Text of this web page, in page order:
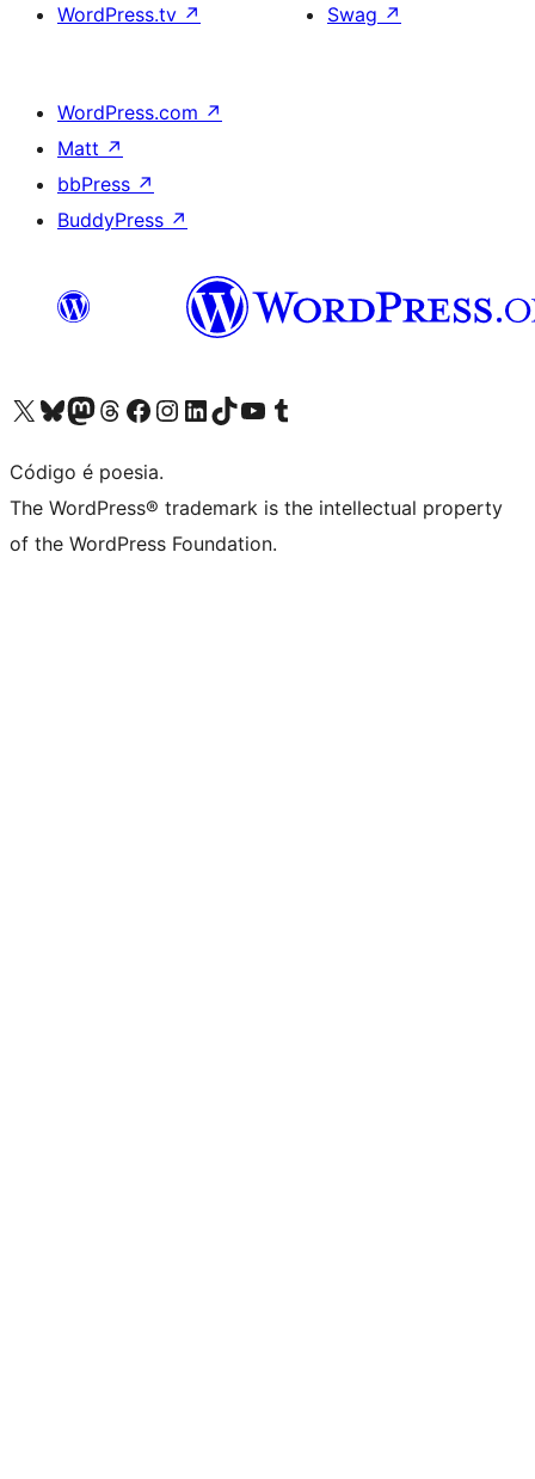
WordPress.tv ↗
Swag ↗
WordPress.com ↗
Matt ↗
bbPress ↗
BuddyPress ↗
Acessar nossa conta do X (antigo Twitter)
Acessar nossa conta do Bluesky
Acessar nossa conta do Mastodon
Acessar nossa conta do Threads
Acessar nossa página do Facebook
Acessar nossa conta do Instagram
Acessar nossa conta do LinkedIn
Acessar nossa conta do TikTok
Acessar nosso canal do YouTube
Acessar nossa conta no Tumblr
Código é poesia.
The WordPress® trademark is the intellectual property
of the WordPress Foundation.